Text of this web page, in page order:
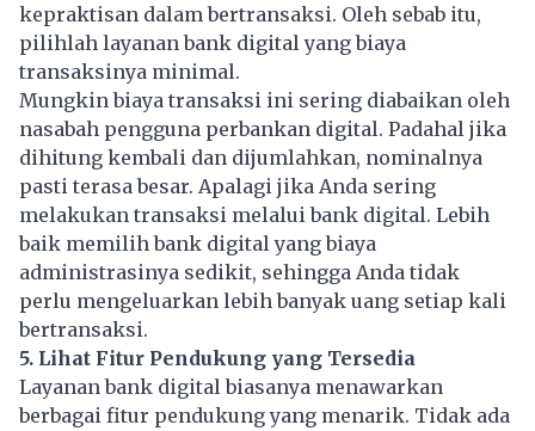
kepraktisan dalam bertransaksi. Oleh sebab itu,
pilihlah layanan bank digital yang biaya
transaksinya minimal.
Mungkin biaya transaksi ini sering diabaikan oleh
nasabah pengguna perbankan digital. Padahal jika
dihitung kembali dan dijumlahkan, nominalnya
pasti terasa besar. Apalagi jika Anda sering
melakukan transaksi melalui bank digital. Lebih
baik memilih bank digital yang biaya
administrasinya sedikit, sehingga Anda tidak
perlu mengeluarkan lebih banyak uang setiap kali
bertransaksi.
5. Lihat Fitur Pendukung yang Tersedia
Layanan bank digital biasanya menawarkan
berbagai fitur pendukung yang menarik. Tidak ada